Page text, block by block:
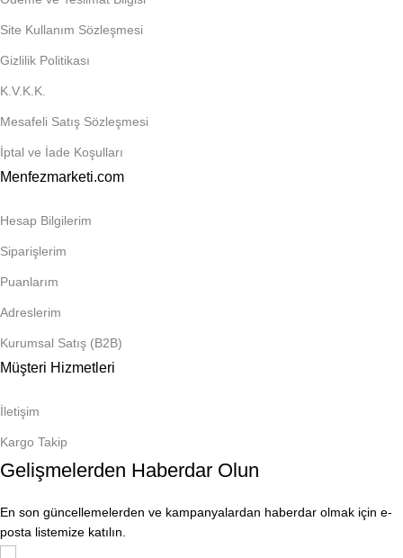
Site Kullanım Sözleşmesi
Gizlilik Politikası
K.V.K.K.
Mesafeli Satış Sözleşmesi
İptal ve İade Koşulları
Menfezmarketi.com
Hesap Bilgilerim
Siparişlerim
Puanlarım
Adreslerim
Kurumsal Satış (B2B)
Müşteri Hizmetleri
İletişim
Kargo Takip
Gelişmelerden Haberdar Olun
En son güncellemelerden ve kampanyalardan haberdar olmak için e-
posta listemize katılın.